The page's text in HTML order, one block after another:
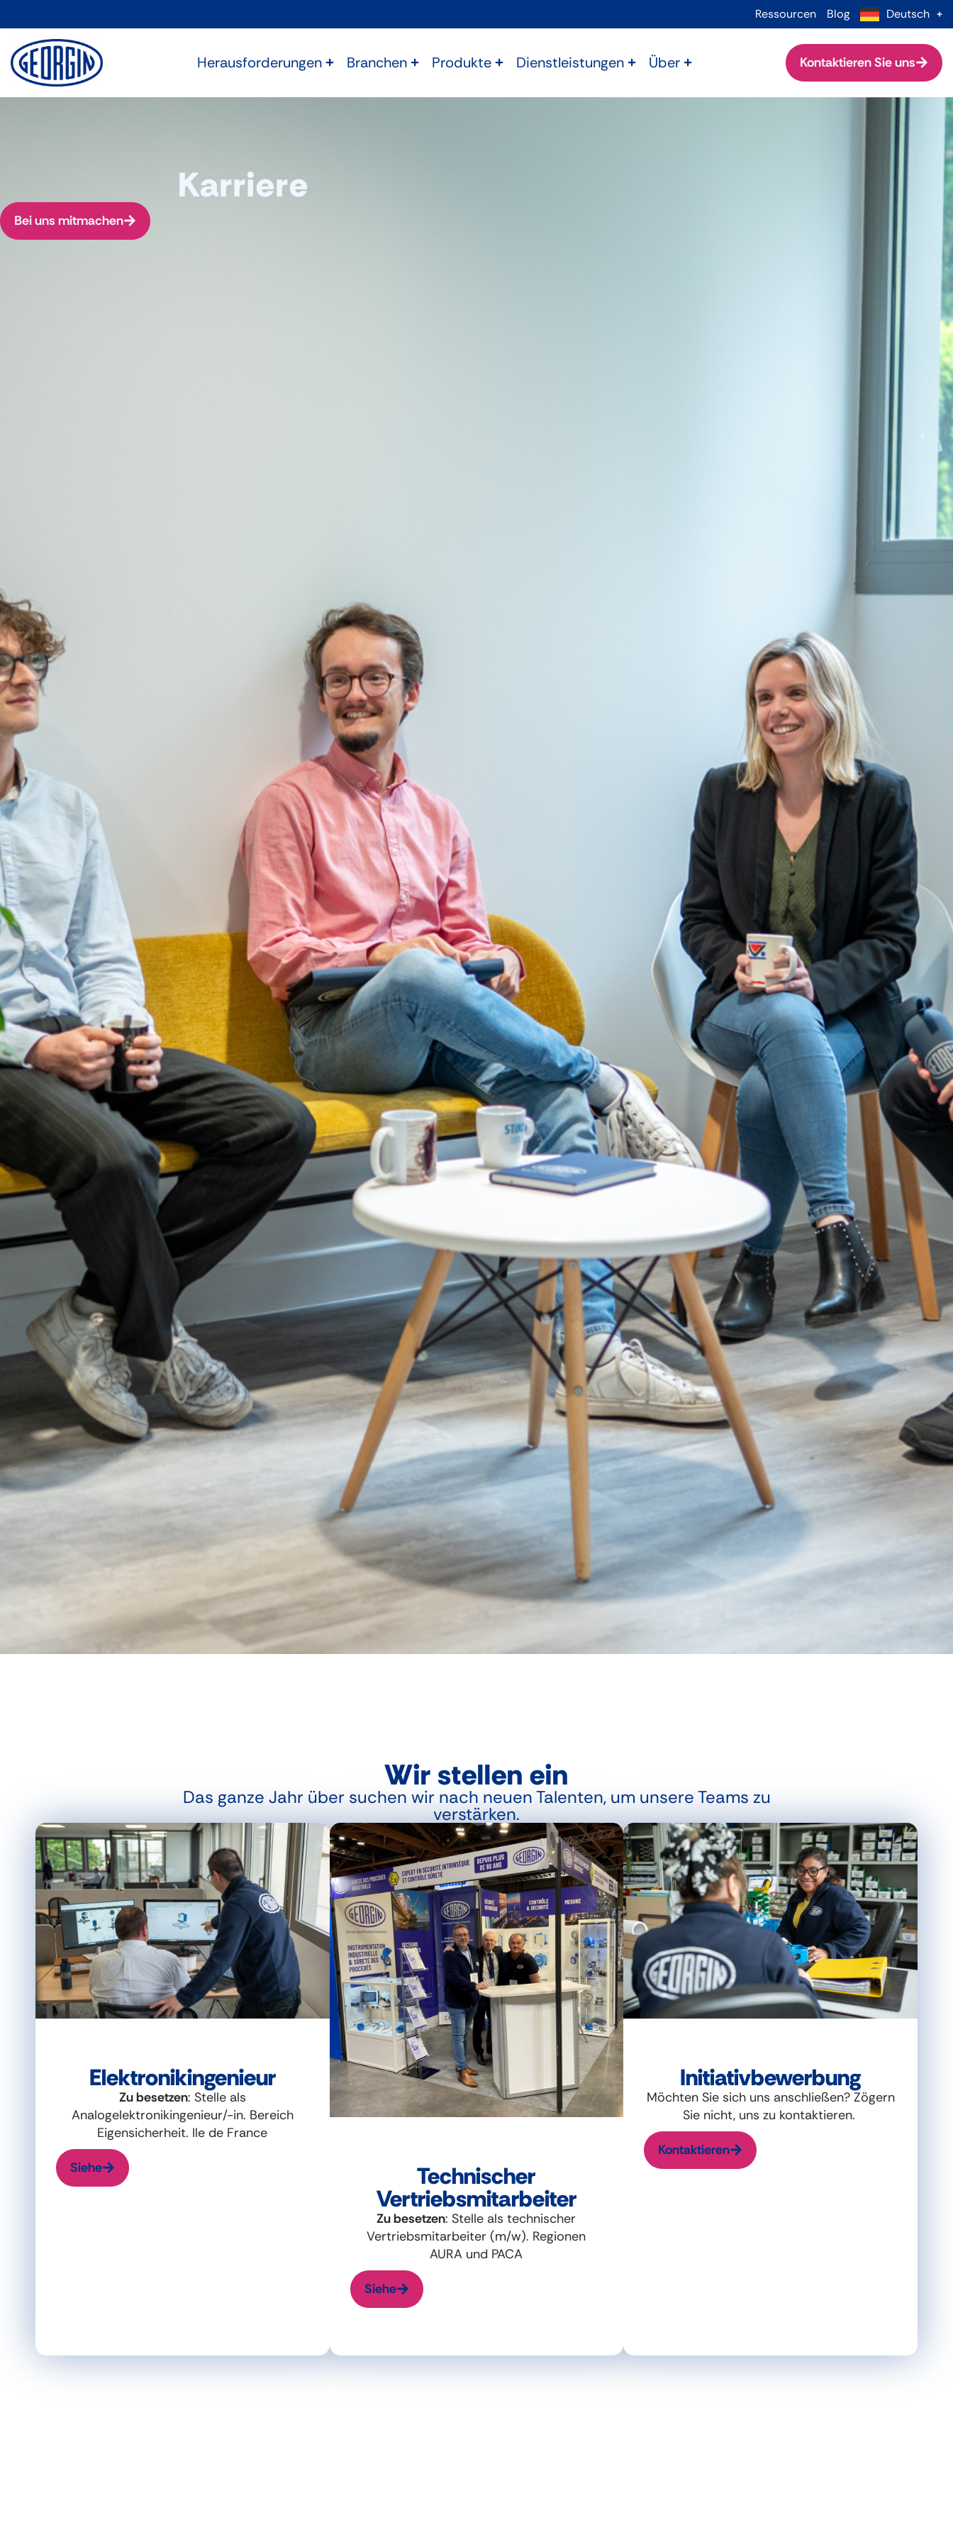
Ressourcen Blog Deutsch
Herausforderungen Branchen Produkte Dienstleistungen Über Kontaktieren Sie uns
Karriere
Bei uns mitmachen
Wir stellen ein
Das ganze Jahr über suchen wir nach neuen Talenten, um unsere Teams zu
verstärken.
Elektronikingenieur
Zu besetzen: Stelle als
Analogelektronikingenieur/-in. Bereich
Eigensicherheit. Ile de France
Siehe Technischer
Vertriebsmitarbeiter
Zu besetzen: Stelle als technischer
Vertriebsmitarbeiter (m/w). Regionen
AURA und PACA
Siehe
Initiativbewerbung
Möchten Sie sich uns anschließen? Zögern
Sie nicht, uns zu kontaktieren.
Kontaktieren